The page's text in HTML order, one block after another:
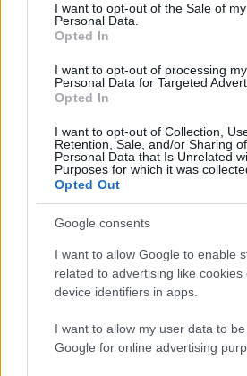
I want to opt-out of the Sale of my
Personal Data.
Opted In
I want to opt-out of processing my
Personal Data for Targeted
Opted In
I want to opt-out of Collection,
Retention, Sale, and/or Sharing
Personal Data that Is Unrelated
Purposes for which it was
Opted Out
Google consents
I want to allow Google to enable
related to advertising like cookies
device identifiers in apps.
I want to allow my user data to
Google for online advertising
σωληνώσεων
Καλύπτει χώρους (m²)
Μπορεί να σας
επίσης